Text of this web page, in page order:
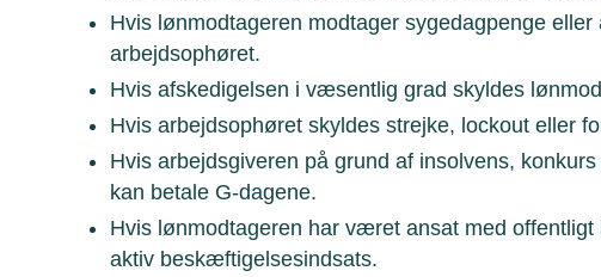
Hvis lønmodtageren modtager sygedagpenge
arbejdsophøret.
Hvis afskedigelsen i væsentlig grad skyldes
Hvis arbejdsophøret skyldes strejke, lockout eller
Hvis arbejdsgiveren på grund af insolvens,
kan betale G-dagene.
Hvis lønmodtageren har været ansat med
aktiv beskæftigelsesindsats.